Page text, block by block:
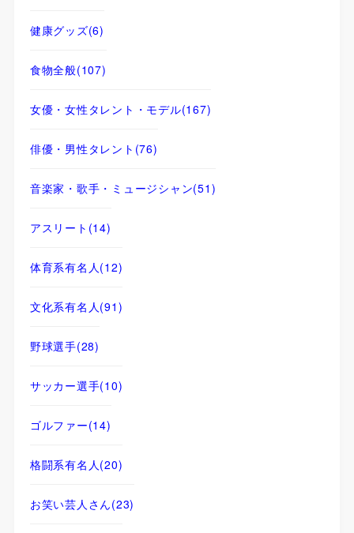
健康グッズ(6)
食物全般(107)
女優・女性タレント・モデル(167)
俳優・男性タレント (76)
音楽家・歌手・ミュージシャン(51)
アスリート (14)
体育系有名人(12)
文化系有名人(91)
野球選手(28)
サッカー選手(10)
ゴルファー(14)
格闘系有名人(20)
お笑い芸人さん(23)